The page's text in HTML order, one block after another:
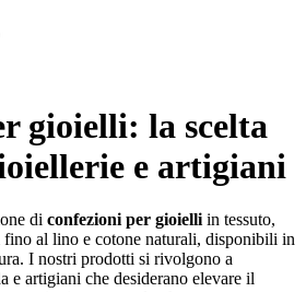
gioielli: la scelta
e artigiani
di confezioni per gioielliin tessuto,
fino al lino e cotone naturali, disponibili in
I nostri prodotti si rivolgono a
e artigiani che desiderano elevare il